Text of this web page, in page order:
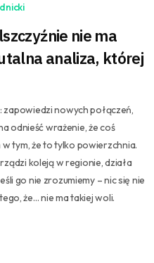
nie ma
analiza, której
nowych połączeń,
odnieść wrażenie, że coś
tym, że to tylko powierzchnia.
koleją w regionie, działa
go nie zrozumiemy – nic się nie
że… nie ma takiej woli.